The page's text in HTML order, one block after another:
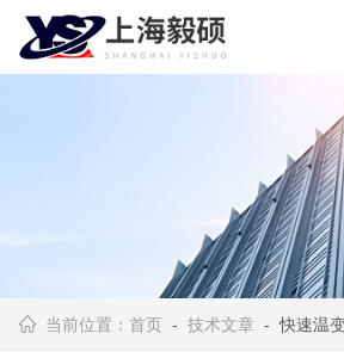
当前位置：首页 -技术文章 - 快速温变高低